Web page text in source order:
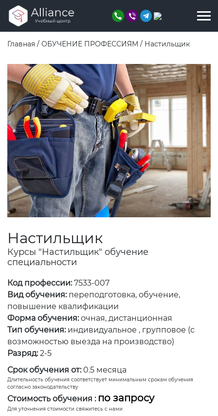
Главная / ОБУЧЕНИЕ ПРОФЕССИЯМ / Настильщик
Настильщик
Курсы "Настильщик" обучение
специальности
Код профессии:7533-007
Вид обучения: переподготовка, обучение,
повышение квалификации
Форма обучения: очная, дистанционная
Тип обучения: индивидуальное , групповое (с
возможностью выезда на производство)
Разряд: 2-5
Срок обучения от: 0.5 месяца
Длительность обучения соответствует минимальным срокам обучения
согласно законодательству
Стоимость обучения : по запросу
Для уточнения стоимости свяжитесь с нами